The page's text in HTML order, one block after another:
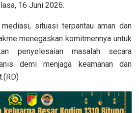
16 Juni 2026.
situasi terpantau aman dan
menegaskan komitmennya untuk
penyelesaian masalah secara
demi menjaga keamanan dan